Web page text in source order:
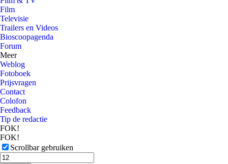
Film
Televisie
Trailers en Videos
Bioscoopagenda
Forum
Meer
Weblog
Fotoboek
Prijsvragen
Contact
Colofon
Feedback
Tip de redactie
FOK!
FOK!
Scrollbar gebruiken